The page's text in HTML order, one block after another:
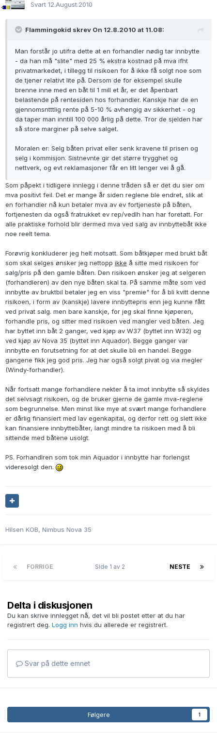
Svart 12.August.2010
Flammingokid skrev On 12.8.2010 at 11.08:
Man forstår jo utifra dette at en forhandler nødig tar innbytte
- da han må "slite" med 25 % ekstra kostnad på mva ifht
privatmarkedet, i tillegg til risikoen for å ikke få solgt noe som
de tjener relativt lite på. Dersom de for eksempel skulle
brenne inne med en båt til 1 mill et år, er det åpenbart
belastende på rentesiden hos forhandler. Kanskje har de en
gjennomsntttlig rente på 5-10 % avhengig av sikkerhet - og
da taper man inntill 100 000 årlig på dette. Tror de sjelden har
så store marginer på selve salget.
Moralen er: Selg båten privat eller senk kravene til prisen og
selg i kommisjon. Sistnevnte gir det større trygghet og
nettverk, og evt reklamasjoner får en litt lenger vei å gå.
Som påpekt i tidligere innlegg i denne tråden så er det du sier om
mva positivt feil. Det er mange år siden reglene ble endret, slik at
en forhandler nå kun betaler mva av ev fortjeneste på båten,
fortjenesten da også fratrukket ev rep/vedlh han har foretatt. For
alle praktiske forhold blir dermed mva ved salg av innbyttebåt ikke
noe reelt tema.
Forøvrig konkluderer jeg helt motsatt. Som båtkjøper med brukt båt
som skal selges ønsker jeg nettopp ikke å sitte med risikoen for
salg/pris på den gamle båten. Den risikoen ønsker jeg at selgeren
(forhandleren) av den nye båten skal ta. På samme måte som ved
innbytte av bruktbil betaler jeg en viss "premie" for å bli kvitt denne
risikoen, i form av (kanskje) lavere innbyttepris enn jeg kunne fått
ved privat salg. men bare kanskje, for jeg skal finne kjøperen,
forhandle pris, og sitter med risikoen ved mangler ved båten. Jeg
har byttet inn båt 2 ganger, ved kjøp av W37 (byttet inn W32) og
ved kjøp av Nova 35 (byttet inn Aquador). Begge ganger var
innbytte en forutsetning for at det skulle bli en handel. Begge
gangene fikk jeg god pris. Jeg har også solgt pivat og via megler
(Windy-forhandler).
Når fortsatt mange forhandlere nekter å ta imot innbytte så skyldes
det selvsagt risikoen, og de bruker gjerne de gamle mva-reglene
som begrunnelse. Men minst like mye at svært mange forhandlere
er dårlig finansiert med lav egenkapital, og derfor rett og slett ikke
kan finansiere innbyttebåter, langt mindre ta risikoen med å bli
sittende med båtene usolgt.
PS. Forhandlren som tok min Aquador i innbytte har forlengst
videresolgt den.
Hilsen KOB, Nimbus Nova 35
FORRIGE NESTE
Side 1 av 2
Delta i diskusjonen
Du kan skrive innlegget nå, det vil bli postet etter at du har
registrert deg. Logg inn hvis du allerede er registrert.
Svar på dette emnet
Følgere 1